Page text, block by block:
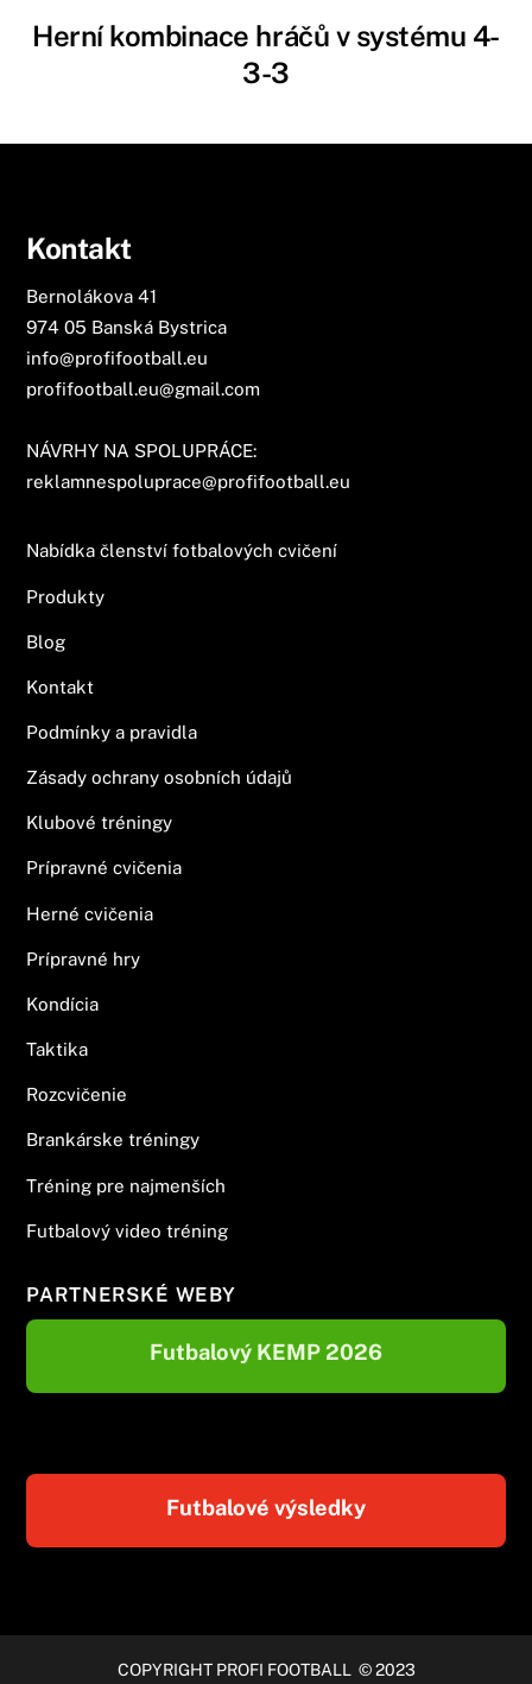
Herní kombinace hráčů v systému 4-
3-3
Kontakt
Bernolákova 41
974 05 Banská Bystrica
info@profifootball.eu
profifootball.eu@gmail.com
NÁVRHY NA SPOLUPRÁCE:
reklamnespoluprace@profifootball.eu
Nabídka členství fotbalových cvičení
Produkty
Blog
Kontakt
Podmínky a pravidla
Zásady ochrany osobních údajů
Klubové tréningy
Prípravné cvičenia
Herné cvičenia
Prípravné hry
Kondícia
Taktika
Rozcvičenie
Brankárske tréningy
Tréning pre najmenších
Futbalový video tréning
PARTNERSKÉ WEBY
Futbalový KEMP 2026
Futbalové výsledky
COPYRIGHT PROFI FOOTBALL © 2023